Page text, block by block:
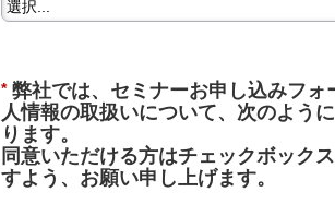
* 弊社では、セミナーお申し込みフォ
人情報の取扱いについて、次のよう
ります。
同意いただける方はチェックボック
すよう、お願い申し上げます。